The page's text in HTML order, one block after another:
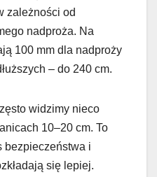
zależności od
nadproża. Na
100 mm dla nadproży
– do 240 cm.
widzimy nieco
10–20 cm. To
bezpieczeństwa i
się lepiej.